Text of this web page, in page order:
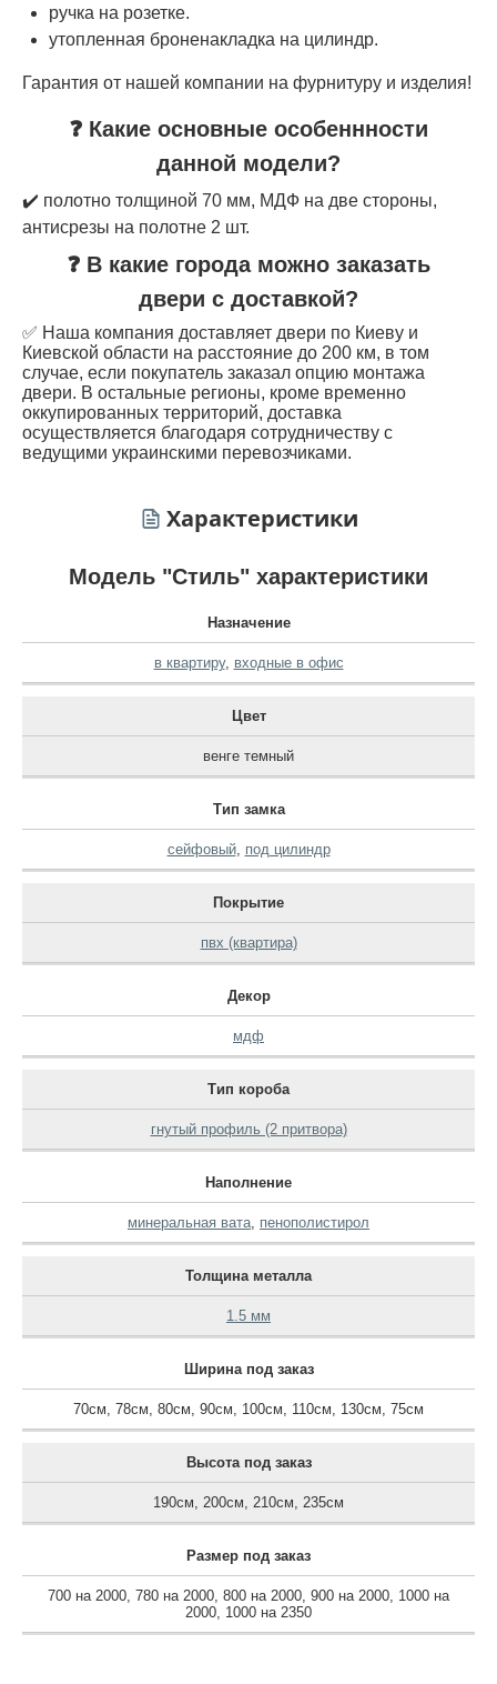
ручка на розетке.
утопленная броненакладка на цилиндр.
Гарантия от нашей компании на фурнитуру и изделия!
❓ Какие основные особеннности
данной модели?
✔️ полотно толщиной 70 мм, МДФ на две стороны,
антисрезы на полотне 2 шт.
❓ В какие города можно заказать
двери с доставкой?
✅ Наша компания доставляет двери по Киеву и
Киевской области на расстояние до 200 км, в том
случае, если покупатель заказал опцию монтажа
двери. В остальные регионы, кроме временно
оккупированных территорий, доставка
осуществляется благодаря сотрудничеству с
ведущими украинскими перевозчиками.
Характеристики
Модель "Стиль" характеристики
Назначение
в квартиру, входные в офис
Цвет
венге темный
Тип замка
сейфовый, под цилиндр
Покрытие
пвх (квартира)
Декор
мдф
Тип короба
гнутый профиль (2 притвора)
Наполнение
минеральная вата, пенополистирол
Толщина металла
1.5 мм
Ширина под заказ
70см, 78см, 80см, 90см, 100см, 110см, 130см, 75см
Высота под заказ
190см, 200см, 210см, 235см
Размер под заказ
700 на 2000, 780 на 2000, 800 на 2000, 900 на 2000, 1000 на
2000, 1000 на 2350